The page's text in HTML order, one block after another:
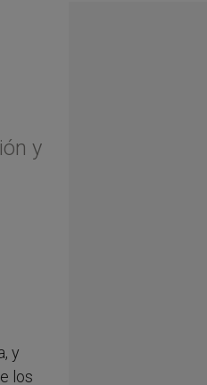
y
y
los